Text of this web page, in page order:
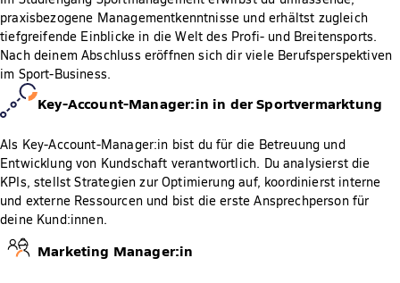
praxisbezogene Managementkenntnisse und erhältst zugleich
tiefgreifende Einblicke in die Welt des Profi- und Breitensports.
Nach deinem Abschluss eröffnen sich dir viele Berufsperspektiven
im Sport-Business.
Key-Account-Manager:in in der Sportvermarktung
Als Key-Account-Manager:in bist du für die Betreuung und
Entwicklung von Kundschaft verantwortlich. Du analysierst die
KPIs, stellst Strategien zur Optimierung auf, koordinierst interne
und externe Ressourcen und bist die erste Ansprechperson für
deine Kund:innen.
Marketing Manager:in